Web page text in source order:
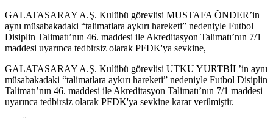
GALATASARAY A.Ş. Kulübü görevlisi MUSTAFA ÖNDER’in
aynı müsabakadaki “talimatlara aykırı hareketi” nedeniyle Futbol
Disiplin Talimatı’nın 46. maddesi ile Akreditasyon Talimatı’nın 7/1
maddesi uyarınca tedbirsiz olarak PFDK'ya sevkine,
GALATASARAY A.Ş. Kulübü görevlisi UTKU YURTBİL’in aynı
müsabakadaki “talimatlara aykırı hareketi” nedeniyle Futbol Disiplin
Talimatı’nın 46. maddesi ile Akreditasyon Talimatı’nın 7/1 maddesi
uyarınca tedbirsiz olarak PFDK'ya sevkine karar verilmiştir.